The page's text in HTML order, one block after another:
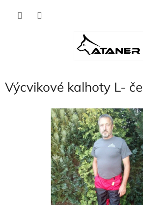
Výcvikové kalhoty L-